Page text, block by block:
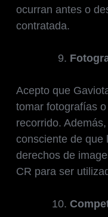
ocurran antes o
contratada.
Acepto que
tomar fotografías
recorrido.
consciente de que
derechos de
CR para ser